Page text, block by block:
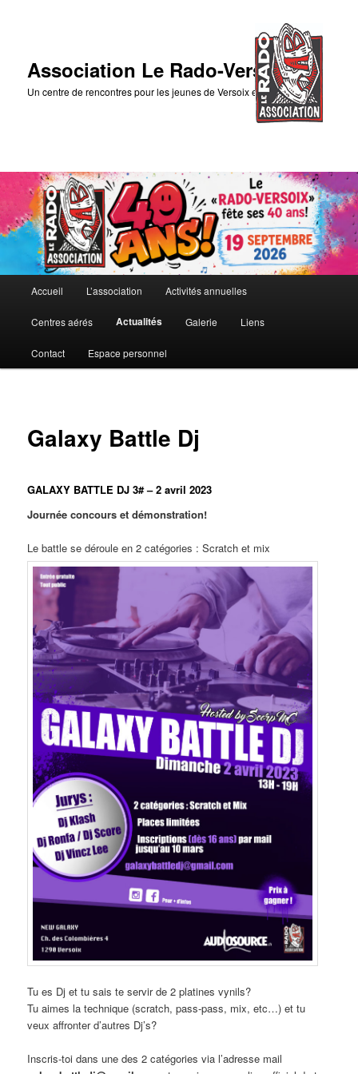
Association Le Rado-Versoix
Un centre de rencontres pour les jeunes de Versoix et des environs
principal
Aller
au
contenu
Accueil L’association Activités annuelles
Centres aérés Actualités Galerie Liens
Contact Espace personnel
Galaxy Battle Dj
GALAXY BATTLE DJ 3# – 2 avril 2023
Journée concours et démonstration!
Le battle se déroule en 2 catégories : Scratch et mix
Tu es Dj et tu sais te servir de 2 platines vynils?
Tu aimes la technique (scratch, pass-pass, mix, etc…) et tu
veux affronter d’autres Dj’s?
Inscris-toi dans une des 2 catégories via l’adresse mail